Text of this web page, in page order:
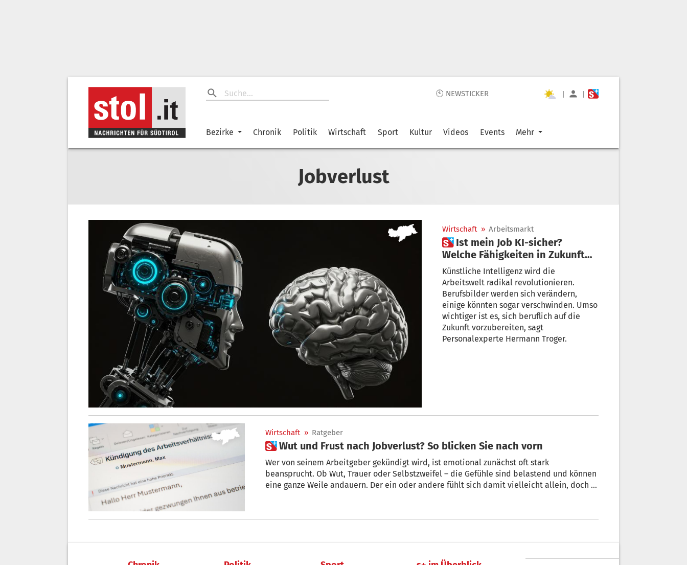
🕙 NEWSTICKER | |
Bezirke Chronik Politik Wirtschaft Sport Kultur Videos Events Mehr
Jobverlust
Wirtschaft » Arbeitsmarkt
 Ist mein Job KI-sicher?
Welche Fähigkeiten in Zukunft
zählen
Künstliche Intelligenz wird die
Arbeitswelt radikal revolutionieren.
Berufsbilder werden sich verändern,
einige könnten sogar verschwinden. Umso
wichtiger ist es, sich beruflich auf die
Zukunft vorzubereiten, sagt
Personalexperte Hermann Troger.
Wirtschaft » Ratgeber
 Wut und Frust nach Jobverlust? So blicken Sie nach vorn
Wer von seinem Arbeitgeber gekündigt wird, ist emotional zunächst oft stark
beansprucht. Ob Wut, Trauer oder Selbstzweifel – die Gefühle sind belastend und können
eine ganze Weile andauern. Der ein oder andere fühlt sich damit vielleicht allein, doch in